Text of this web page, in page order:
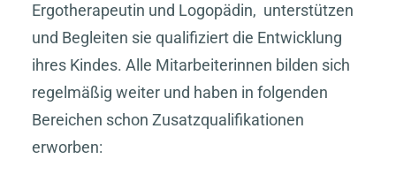
Ergotherapeutin und Logopädin, unterstützen
und Begleiten sie qualifiziert die Entwicklung
ihres Kindes. Alle Mitarbeiterinnen bilden sich
regelmäßig weiter und haben in folgenden
Bereichen schon Zusatzqualifikationen
erworben: